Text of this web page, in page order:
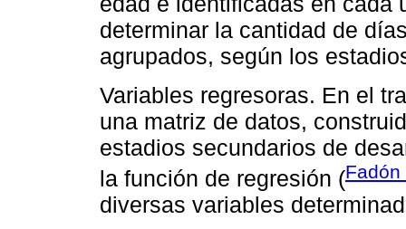
determinar la cantidad de
agrupados, según los
Variables regresoras. En el
una matriz de datos,
estadios secundarios de
la función de regresión (Fadón
diversas variables